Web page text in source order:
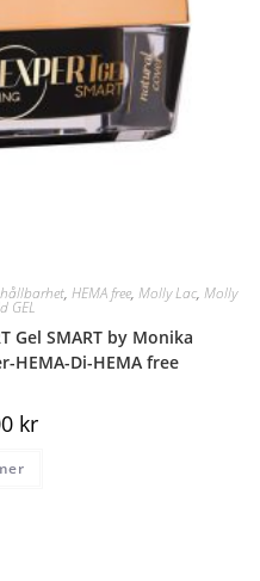
, HEMA free, Molly Lac, Molly
GEL
Gel SMART by Monika
HEMA-Di-HEMA free
kr